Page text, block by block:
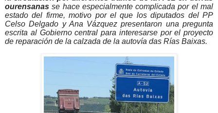
ourensanas se hace especialmente complicada por el mal
estado del firme, motivo por el que los diputados del PP
Celso Delgado y Ana Vázquez presentaron una pregunta
escrita al Gobierno central para interesarse por el proyecto
de reparación de la calzada de la autovía das Rías Baixas.